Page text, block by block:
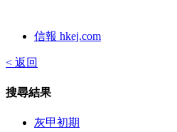
信報 hkej.com
< 返回
搜尋結果
灰甲初期